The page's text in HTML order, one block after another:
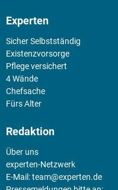
Experten
Sicher Selbstständig
Existenz­vorsorge
Pflege versichert
4 Wände
Chefsache
Fürs Alter
Redaktion
Über uns
experten-Netzwerk
E-Mail:team@experten.de